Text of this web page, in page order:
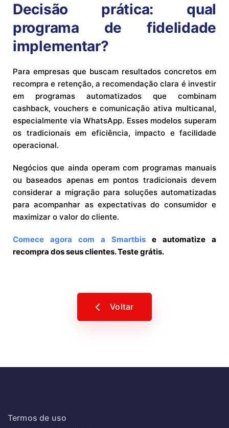
Decisão prática: qual
programa de fidelidade
implementar?
Para empresas que buscam resultados concretos em
recompra e retenção, a recomendação clara é investir
em programas automatizados que combinam
cashback, vouchers e comunicação ativa multicanal,
especialmente via WhatsApp. Esses modelos superam
os tradicionais em eficiência, impacto e facilidade
operacional.
Negócios que ainda operam com programas manuais
ou baseados apenas em pontos tradicionais devem
considerar a migração para soluções automatizadas
para acompanhar as expectativas do consumidor e
maximizar o valor do cliente.
Comece agora com a Smartbis e automatize a
recompra dos seus clientes. Teste grátis.
Voltar
Termos de uso